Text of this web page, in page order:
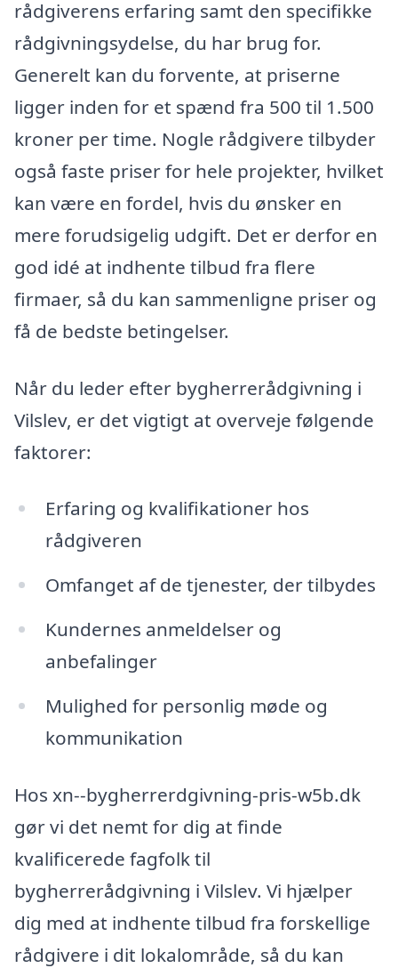
rådgiverens erfaring samt den specifikke
rådgivningsydelse, du har brug for.
Generelt kan du forvente, at priserne
ligger inden for et spænd fra 500 til 1.500
kroner per time. Nogle rådgivere tilbyder
også faste priser for hele projekter, hvilket
kan være en fordel, hvis du ønsker en
mere forudsigelig udgift. Det er derfor en
god idé at indhente tilbud fra flere
firmaer, så du kan sammenligne priser og
få de bedste betingelser.
Når du leder efter bygherrerådgivning i
Vilslev, er det vigtigt at overveje følgende
faktorer:
Erfaring og kvalifikationer hos
rådgiveren
Omfanget af de tjenester, der tilbydes
Kundernes anmeldelser og
anbefalinger
Mulighed for personlig møde og
kommunikation
Hos xn--bygherrerdgivning-pris-w5b.dk
gør vi det nemt for dig at finde
kvalificerede fagfolk til
bygherrerådgivning i Vilslev. Vi hjælper
dig med at indhente tilbud fra forskellige
rådgivere i dit lokalområde, så du kan